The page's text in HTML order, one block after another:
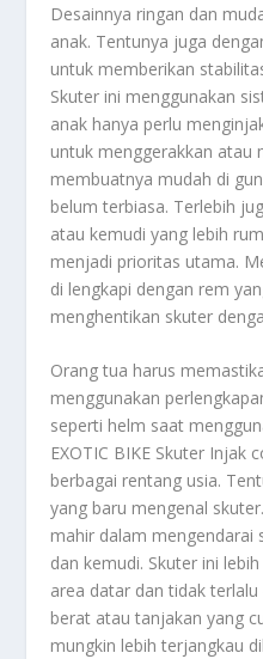
Desainnya ringan dan
anak. Tentunya juga
untuk memberikan
Skuter ini menggunakan
anak hanya perlu
untuk menggerakkan atau
membuatnya mudah di
belum terbiasa. Terlebih
atau kemudi yang lebih
menjadi prioritas utama.
di lengkapi dengan rem
menghentikan skuter
Orang tua harus
menggunakan
seperti helm saat
EXOTIC BIKE Skuter Injak
berbagai rentang usia.
yang baru mengenal
mahir dalam mengendarai
dan kemudi. Skuter ini
area datar dan tidak
berat atau tanjakan yang
mungkin lebih terjangkau